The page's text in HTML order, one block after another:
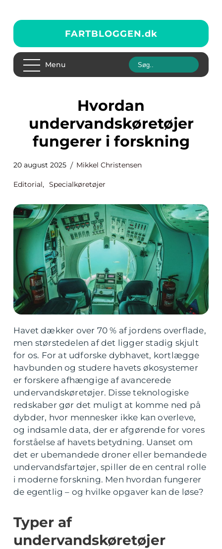
FARTBLOGGEN.dk
Menu
Hvordan
undervandskøretøjer
fungerer i forskning
20 august 2025 Mikkel Christensen
Editorial, Specialkøretøjer
Havet dækker over 70 % af jordens overflade,
men størstedelen af det ligger stadig skjult
for os. For at udforske dybhavet, kortlægge
havbunden og studere havets økosystemer
er forskere afhængige af avancerede
undervandskøretøjer. Disse teknologiske
redskaber gør det muligt at komme ned på
dybder, hvor mennesker ikke kan overleve,
og indsamle data, der er afgørende for vores
forståelse af havets betydning. Uanset om
det er ubemandede droner eller bemandede
undervandsfartøjer, spiller de en central rolle
i moderne forskning. Men hvordan fungerer
de egentlig – og hvilke opgaver kan de løse?
Typer af
undervandskøretøjer